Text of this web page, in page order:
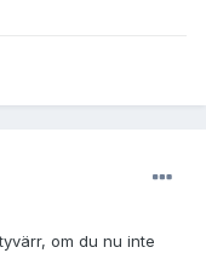
om du nu inte